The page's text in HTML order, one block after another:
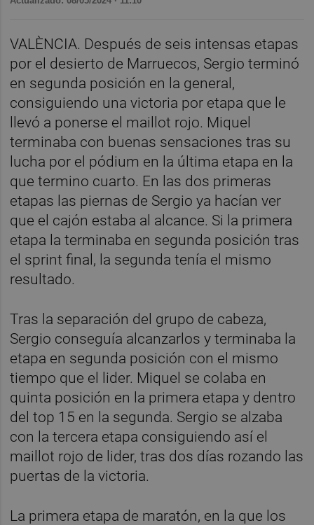
VALÈNCIA. Después de seis intensas etapas
por el desierto de Marruecos, Sergio terminó
en segunda posición en la general,
consiguiendo una victoria por etapa que le
llevó a ponerse el maillot rojo. Miquel
terminaba con buenas sensaciones tras su
lucha por el pódium en la última etapa en la
que termino cuarto. En las dos primeras
etapas las piernas de Sergio ya hacían ver
que el cajón estaba al alcance. Si la primera
etapa la terminaba en segunda posición tras
el sprint final, la segunda tenía el mismo
resultado.
Tras la separación del grupo de cabeza,
Sergio conseguía alcanzarlos y terminaba la
etapa en segunda posición con el mismo
tiempo que el lider. Miquel se colaba en
quinta posición en la primera etapa y dentro
del top 15 en la segunda. Sergio se alzaba
con la tercera etapa consiguiendo así el
maillot rojo de lider, tras dos días rozando las
puertas de la victoria.
La primera etapa de maratón, en la que los